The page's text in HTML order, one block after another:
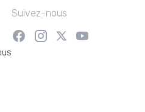
Suivez-nous